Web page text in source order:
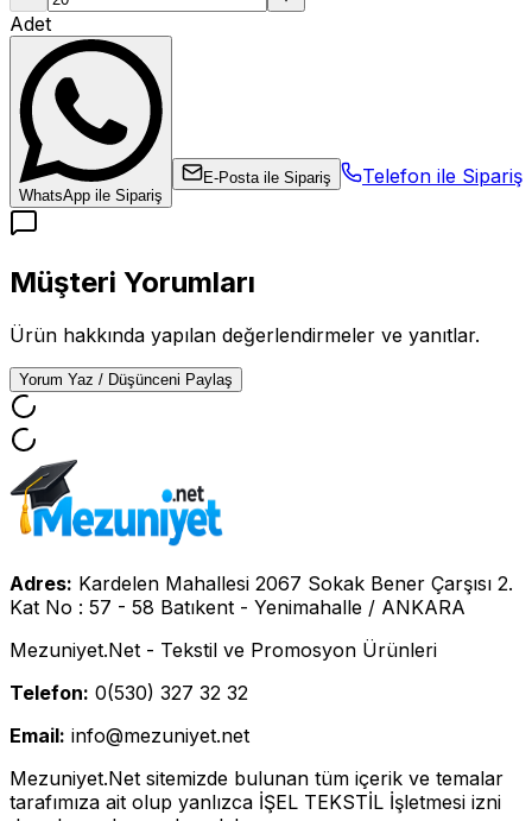
Adet
WhatsApp ile Sipariş
E-Posta ile Sipariş Telefon ile Sipariş
Müşteri Yorumları
Ürün hakkında yapılan değerlendirmeler ve yanıtlar.
Yorum Yaz / Düşünceni Paylaş
Adres: Kardelen Mahallesi 2067 Sokak Bener Çarşısı 2.
Kat No : 57 - 58 Batıkent - Yenimahalle / ANKARA
Mezuniyet.Net - Tekstil ve Promosyon Ürünleri
Telefon: 0(530) 327 32 32
Email: info@mezuniyet.net
Mezuniyet.Net sitemizde bulunan tüm içerik ve temalar
tarafımıza ait olup yanlızca İŞEL TEKSTİL İşletmesi izni